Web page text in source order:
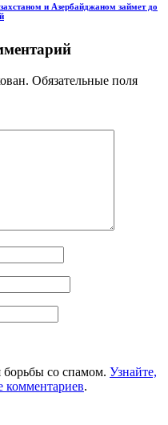
и Азербайджаном займет до
Обязательные поля
борьбы со спамом. Узнайте,
комментариев.